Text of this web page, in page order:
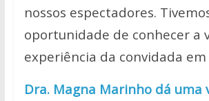
nossos espectadores.
oportunidade de conhecer a
experiência da convidada
Dra. Magna Marinho dá uma